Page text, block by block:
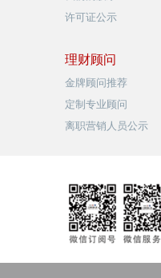
许可证公示
理财顾问
金牌顾问推荐
定制专业顾问
离职营销人员公示